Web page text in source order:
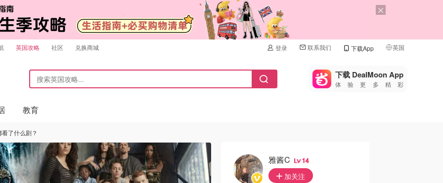
英国攻略 社区 兑换商城 登录 联系我们 下载App 英国
🇺🇸
🇨🇳 中国
下载 DealMoon App
体验更多精彩
教育
了什么剧？
雅酱c 14
加关注